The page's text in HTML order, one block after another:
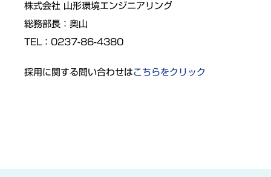
株式会社 山形環境エンジニアリング
総務部長：奥山
TEL：0237-86-4380
採用に関する問い合わせはこちらをクリック